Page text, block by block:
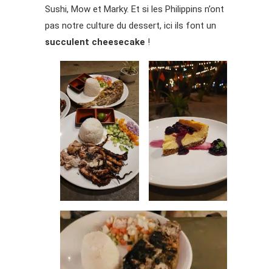
Sushi, Mow et Marky. Et si les Philippins n’ont
pas notre culture du dessert, ici ils font un
succulent cheesecake !